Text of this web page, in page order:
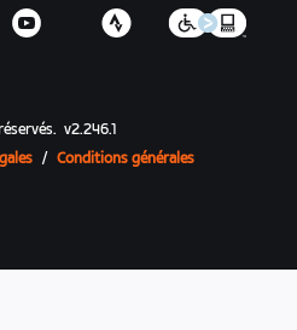
v2.246.1
/ Conditions générales